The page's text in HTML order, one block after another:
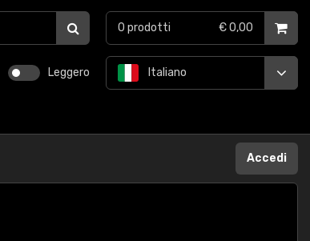
Leggero Italiano
0 prodotti € 0,00
Accedi